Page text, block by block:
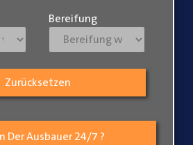
Der Ausbauer 24/7 ?
Bereifung
Zurücksetzen